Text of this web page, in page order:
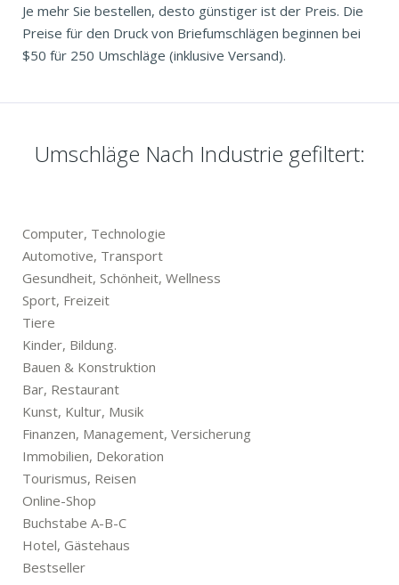
Je mehr Sie bestellen, desto günstiger ist der Preis. Die
Preise für den Druck von Briefumschlägen beginnen bei
$50 für 250 Umschläge (inklusive Versand).
Umschläge Nach Industrie gefiltert:
Computer, Technologie
Automotive, Transport
Gesundheit, Schönheit, Wellness
Sport, Freizeit
Tiere
Kinder, Bildung.
Bauen & Konstruktion
Bar, Restaurant
Kunst, Kultur, Musik
Finanzen, Management, Versicherung
Immobilien, Dekoration
Tourismus, Reisen
Online-Shop
Buchstabe A-B-C
Hotel, Gästehaus
Bestseller